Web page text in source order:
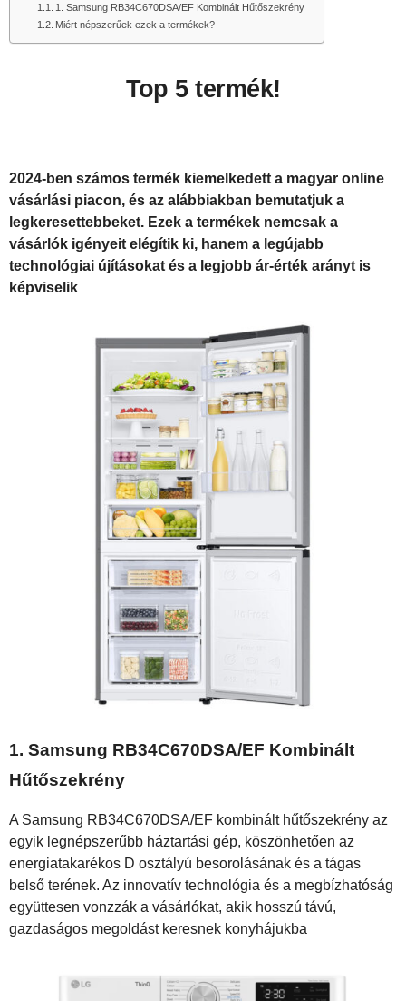
1. Samsung RB34C670DSA/EF Kombinált Hűtőszekrény
Miért népszerűek ezek a termékek?
Top 5 termék!
2024-ben számos termék kiemelkedett a magyar online
vásárlási piacon, és az alábbiakban bemutatjuk a
legkeresettebbeket. Ezek a termékek nemcsak a
vásárlók igényeit elégítik ki, hanem a legújabb
technológiai újításokat és a legjobb ár-érték arányt is
képviselik
1. Samsung RB34C670DSA/EF Kombinált
Hűtőszekrény
A Samsung RB34C670DSA/EF kombinált hűtőszekrény az
egyik legnépszerűbb háztartási gép, köszönhetően az
energiatakarékos D osztályú besorolásának és a tágas
belső terének. Az innovatív technológia és a megbízhatóság
együttesen vonzzák a vásárlókat, akik hosszú távú,
gazdaságos megoldást keresnek konyhájukba